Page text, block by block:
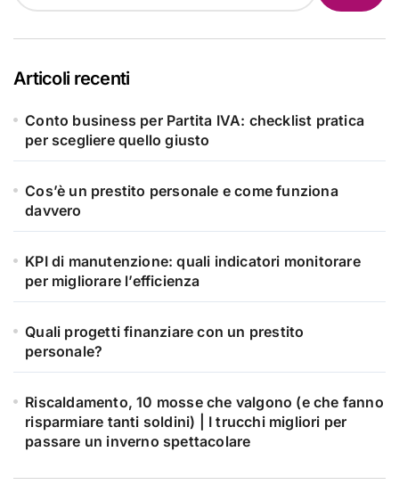
Articoli recenti
Conto business per Partita IVA: checklist pratica
per scegliere quello giusto
Cos’è un prestito personale e come funziona
davvero
KPI di manutenzione: quali indicatori monitorare
per migliorare l’efficienza
Quali progetti finanziare con un prestito
personale?
Riscaldamento, 10 mosse che valgono (e che fanno
risparmiare tanti soldini) | I trucchi migliori per
passare un inverno spettacolare